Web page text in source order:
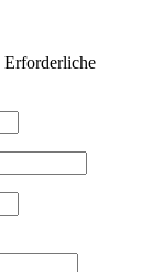
Erforderliche